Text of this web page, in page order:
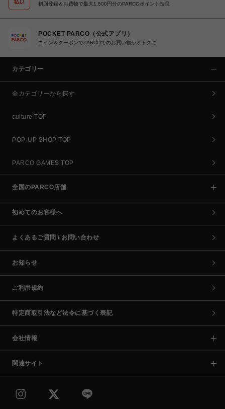
初回登録＆お買物で最大1,500円分のPARCOポイント進呈
POCKET PARCO（公式アプリ）
コイン＆クーポンでPARCOでのお買い物がオトクに
カテゴリー
全カテゴリーから探す
culture TOP
POP-UP SHOP TOP
PARCO GAMES TOP
全国のPARCO店舗
初めてのお客様へ
よくあるご質問 / お問い合わせ
お知らせ
ご利用規約
特定商取引法など法令に基づく表記
会社情報
関連サイト